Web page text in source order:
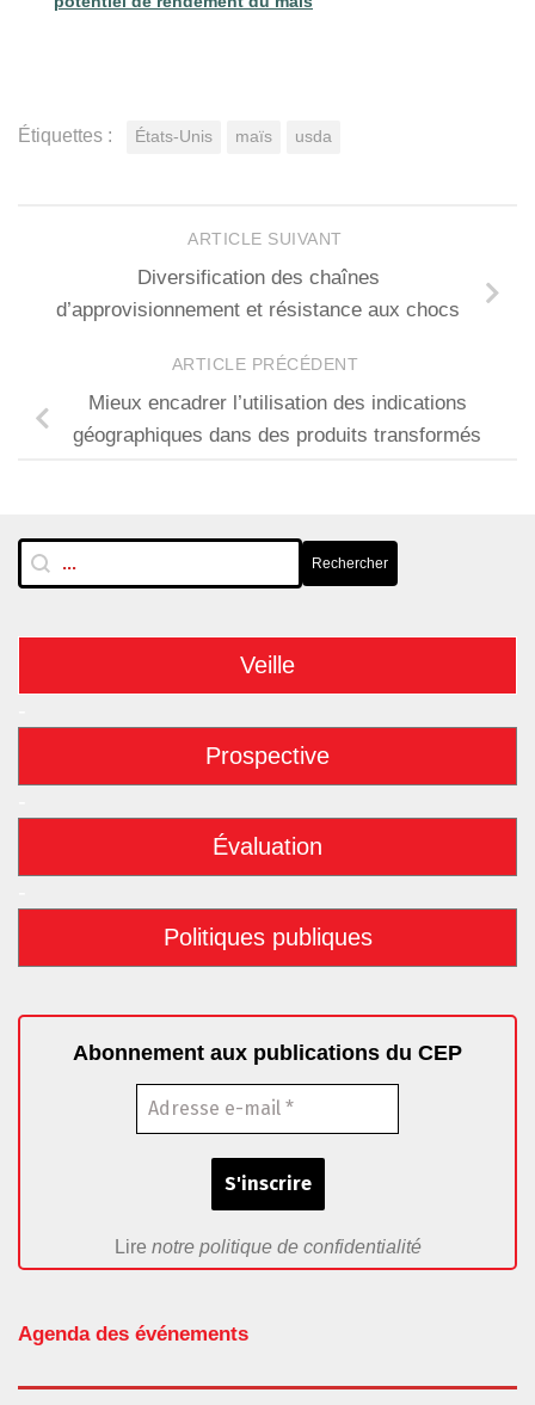
Étiquettes : États-Unis maïs usda
ARTICLE SUIVANT
Diversification des chaînes
d’approvisionnement et résistance aux chocs
ARTICLE PRÉCÉDENT
Mieux encadrer l’utilisation des indications
géographiques dans des produits transformés
RechTextuelle-BarreLat
Rechercher Rechercher
Veille
Prospective
Évaluation
Politiques publiques
Abonnement aux publications du CEP
Lire notre politique de confidentialité
Agenda des événements